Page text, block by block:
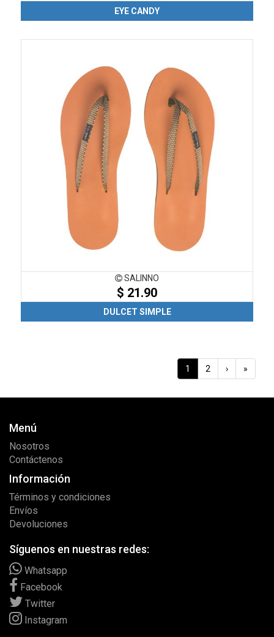
EYE CANDY
SALINNO
$ 21.90
DULCET SIMPLE
1 2 › »
Menú
Nosotros
Contáctenos
Información
Términos y condiciones
Envíos
Devoluciones
Síguenos en nuestras redes:
Whatsapp
Facebook
Twitter
Instagram